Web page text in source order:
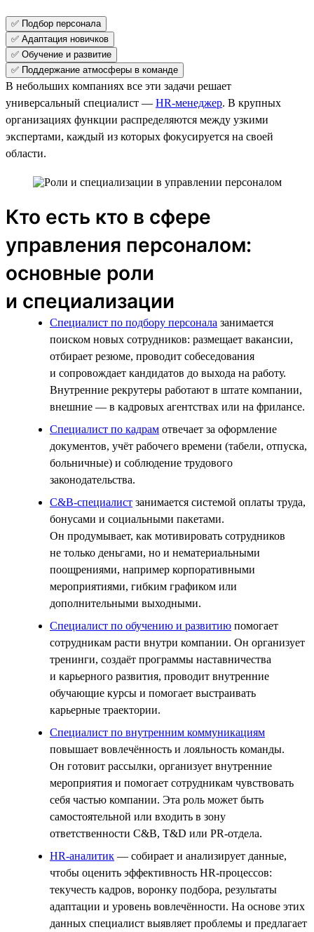
✅ Подбор персонала
✅ Адаптация новичков
✅ Обучение и развитие
✅ Поддержание атмосферы в команде
В небольших компаниях все эти задачи решает
универсальный специалист — HR-менеджер. В крупных
организациях функции распределяются между узкими
экспертами, каждый из которых фокусируется на своей
области.
Кто есть кто в сфере
управления персоналом:
основные роли
и специализации
Специалист по подбору персонала занимается
поиском новых сотрудников: размещает вакансии,
отбирает резюме, проводит собеседования
и сопровождает кандидатов до выхода на работу.
Внутренние рекрутеры работают в штате компании,
внешние — в кадровых агентствах или на фрилансе.
Специалист по кадрам отвечает за оформление
документов, учёт рабочего времени (табели, отпуска,
больничные) и соблюдение трудового
законодательства.
C&B-специалист занимается системой оплаты труда,
бонусами и социальными пакетами.
Он продумывает, как мотивировать сотрудников
не только деньгами, но и нематериальными
поощрениями, например корпоративными
мероприятиями, гибким графиком или
дополнительными выходными.
Специалист по обучению и развитию помогает
сотрудникам расти внутри компании. Он организует
тренинги, создаёт программы наставничества
и карьерного развития, проводит внутренние
обучающие курсы и помогает выстраивать
карьерные траектории.
Специалист по внутренним коммуникациям
повышает вовлечённость и лояльность команды.
Он готовит рассылки, организует внутренние
мероприятия и помогает сотрудникам чувствовать
себя частью компании. Эта роль может быть
самостоятельной или входить в зону
ответственности C&B, T&D или PR-отдела.
HR-аналитик — собирает и анализирует данные,
чтобы оценить эффективность HR-процессов:
текучесть кадров, воронку подбора, результаты
адаптации и уровень вовлечённости. На основе этих
данных специалист выявляет проблемы и предлагает